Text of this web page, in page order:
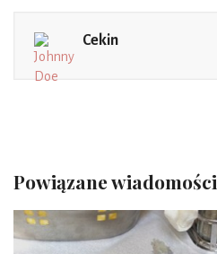
Cekin
Powiązane wiadomości